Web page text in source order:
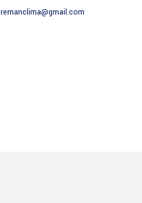
remanclima@gmail.com
Nosotros